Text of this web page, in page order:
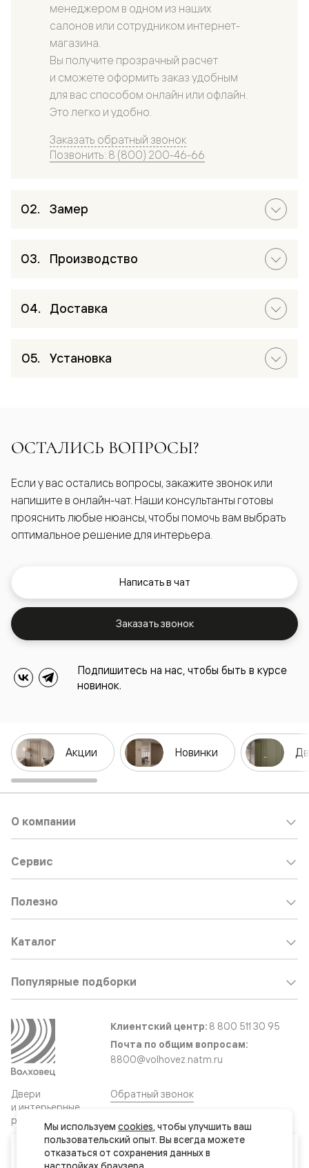
Ваш город
менеджером в одном из наших
салонов или сотрудником интернет-
магазина.
Вы получите прозрачный расчет
и сможете оформить заказ удобным
для вас способом онлайн или офлайн.
Это легко и удобно.
Заказать обратный звонок
Позвонить: 8 (800) 200-46-66
Замер
Производство
Доставка
Установка
ОСТАЛИСЬ ВОПРОСЫ?
Если у вас остались вопросы, закажите звонок или
напишите в онлайн-чат. Наши консультанты готовы
прояснить любые нюансы, чтобы помочь вам выбрать
оптимальное решение для интерьера.
Написать в чат
Заказать звонок
Подпишитесь на нас, чтобы быть в курсе
новинок.
Акции Новинки
Двери
и интерьерные
решения
О компании
Сервис
Полезно
Каталог
Популярные подборки
Клиентский центр: 8 800 511 30 95
Почта по общим вопросам:
8800@volhovez.natm.ru
Обратный звонок
Сайт не является публичной офертой
Мы используем cookies, чтобы улучшить ваш
пользовательский опыт. Вы всегда можете
отказаться от сохранения данных в